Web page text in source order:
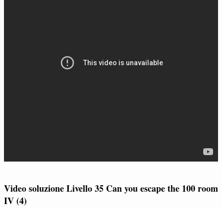
Video soluzione Livello 35 Can you escape the 100 room
IV (4)